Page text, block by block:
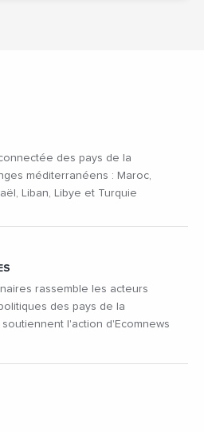
des pays de la
méditerranéens : Maroc,
Liban, Libye et Turquie
rassemble les acteurs
des pays de la
l'action d'Ecomnews